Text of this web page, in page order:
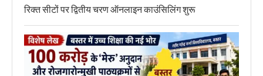
रिक्त सीटों पर द्वितीय चरण ऑनलाइन काउंसिलिंग शुरू